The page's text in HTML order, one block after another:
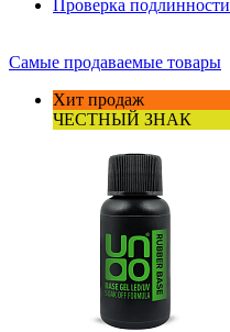
Проверка подлинности
Самые продаваемые товары
Хит продаж
ЧЕСТНЫЙ ЗНАК